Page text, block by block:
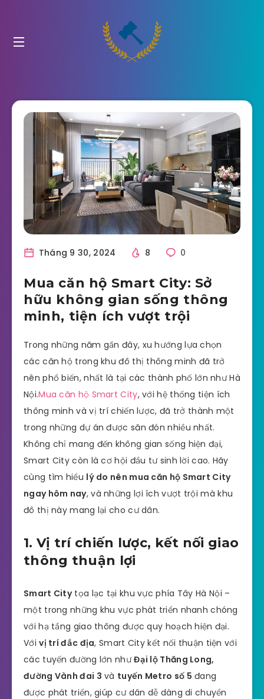
Tháng 9 30, 2024 8 0
Mua căn hộ Smart City: Sở
hữu không gian sống thông
minh, tiện ích vượt trội
Trong những năm gần đây, xu hướng lựa chọn
các căn hộ trong khu đô thị thông minh đã trở
nên phổ biến, nhất là tại các thành phố lớn như Hà
Nội.Mua căn hộ Smart City, với hệ thống tiện ích
thông minh và vị trí chiến lược, đã trở thành một
trong những dự án được săn đón nhiều nhất.
Không chỉ mang đến không gian sống hiện đại,
Smart City còn là cơ hội đầu tư sinh lời cao. Hãy
cùng tìm hiểu lý do nên mua căn hộ Smart City
ngay hôm nay, và những lợi ích vượt trội mà khu
đô thị này mang lại cho cư dân.
1. Vị trí chiến lược, kết nối giao
thông thuận lợi
Smart Citytọa lạc tại khu vực phía Tây Hà Nội –
một trong những khu vực phát triển nhanh chóng
với hạ tầng giao thông được quy hoạch hiện đại.
Vớivị trí đắc địa, Smart City kết nối thuận tiện với
các tuyến đường lớn nhưĐại lộ Thăng Long,
đường Vành đai 3 và tuyến Metro số 5 đang
được phát triển, giúp cư dân dễ dàng di chuyển